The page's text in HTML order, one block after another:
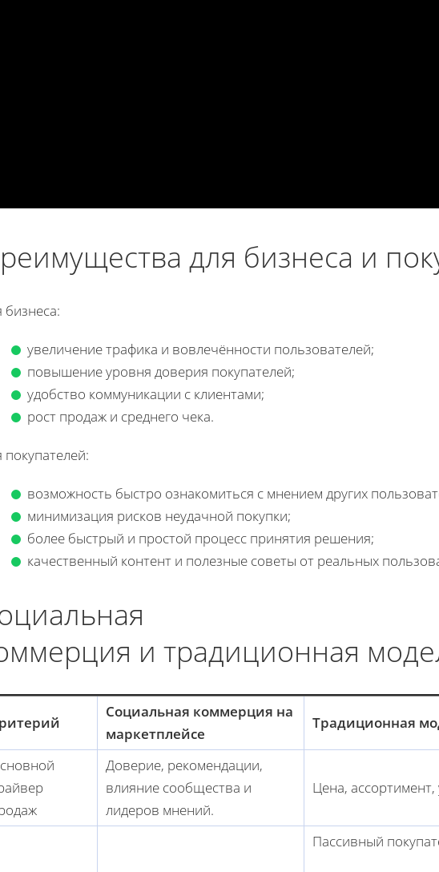
для бизнеса и
бизнеса:
увеличение трафика и вовлечённости пользователей;
повышение уровня доверия покупателей;
удобство коммуникации с клиентами;
рост продаж и среднего чека.
покупателей:
возможность быстро ознакомиться с мнением других
минимизация рисков неудачной покупки;
более быстрый и простой процесс принятия решения;
качественный контент и полезные советы от реальных
и традиционная
Социальная коммерция на
маркетплейсе
Традиционная
Доверие, рекомендации,
влияние сообщества и
лидеров мнений.
Цена, ассортимент,
Пассивный